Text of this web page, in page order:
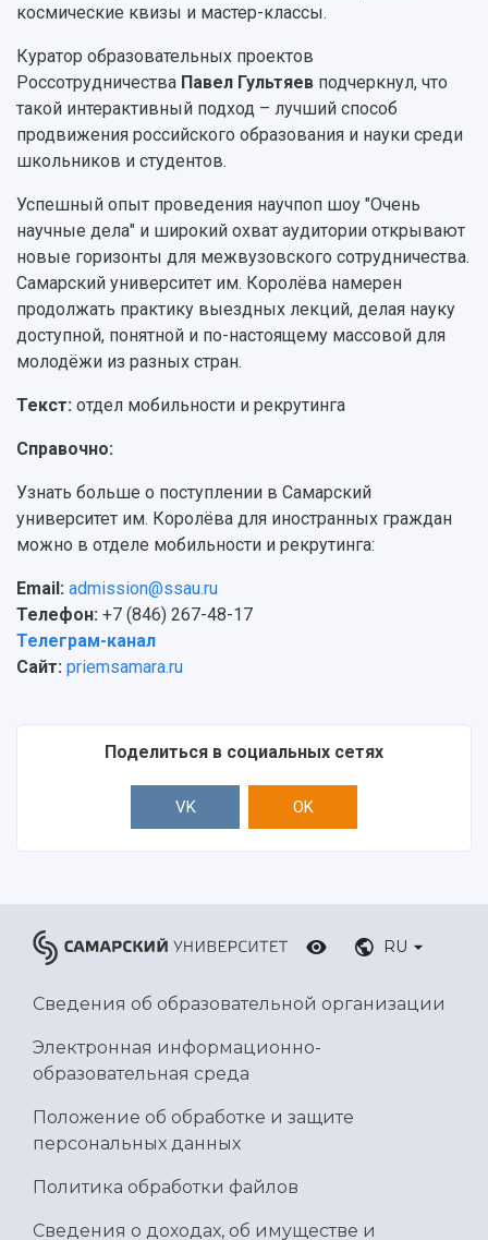
космические квизы и мастер-классы.
Куратор образовательных проектов
Россотрудничества Павел Гультяев подчеркнул, что
такой интерактивный подход – лучший способ
продвижения российского образования и науки среди
школьников и студентов.
Успешный опыт проведения научпоп шоу "Очень
научные дела" и широкий охват аудитории открывают
новые горизонты для межвузовского сотрудничества.
Самарский университет им. Королёва намерен
продолжать практику выездных лекций, делая науку
доступной, понятной и по-настоящему массовой для
молодёжи из разных стран.
Текст: отдел мобильности и рекрутинга
Справочно:
Узнать больше о поступлении в Самарский
университет им. Королёва для иностранных граждан
можно в отделе мобильности и рекрутинга:
Email: admission@ssau.ru
Телефон: +7 (846) 267-48-17
Телеграм-канал
Сайт: priemsamara.ru
Поделиться в социальных сетях
VK OK
RU
Сведения об образовательной организации
Электронная информационно-
образовательная среда
Положение об обработке и защите
персональных данных
Политика обработки файлов
Сведения о доходах, об имуществе и